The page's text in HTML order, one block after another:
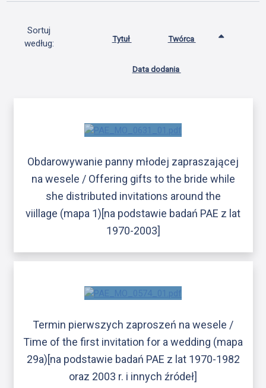
Sortuj
według:
Tytuł Twórca
Data dodania
Obdarowywanie panny młodej zapraszającej
na wesele / Offering gifts to the bride while
she distributed invitations around the
viillage (mapa 1)[na podstawie badań PAE z lat
1970-2003]
Termin pierwszych zaproszeń na wesele /
Time of the first invitation for a wedding (mapa
29a)[na podstawie badań PAE z lat 1970-1982
oraz 2003 r. i innych źródeł]